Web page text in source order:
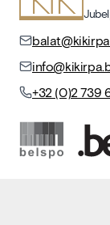
+32 (0)2 739